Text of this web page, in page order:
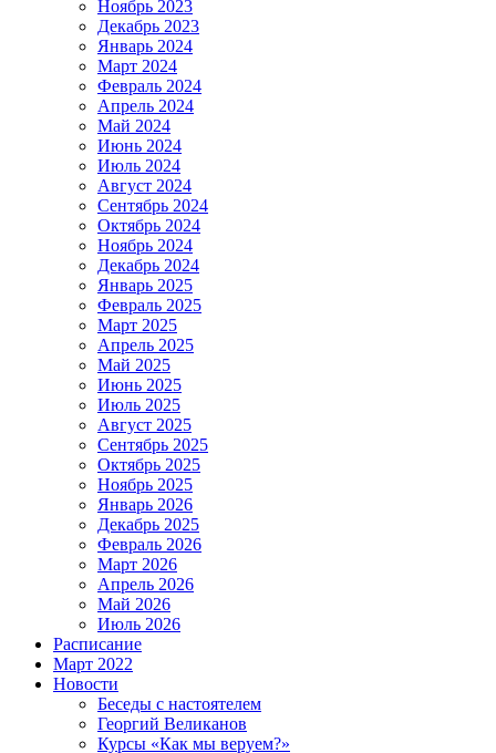
Ноябрь 2023
Декабрь 2023
Январь 2024
Март 2024
Февраль 2024
Апрель 2024
Май 2024
Июнь 2024
Июль 2024
Август 2024
Сентябрь 2024
Октябрь 2024
Ноябрь 2024
Декабрь 2024
Январь 2025
Февраль 2025
Март 2025
Апрель 2025
Май 2025
Июнь 2025
Июль 2025
Август 2025
Сентябрь 2025
Октябрь 2025
Ноябрь 2025
Январь 2026
Декабрь 2025
Февраль 2026
Март 2026
Апрель 2026
Май 2026
Июль 2026
Расписание
Март 2022
Новости
Беседы с настоятелем
Георгий Великанов
Курсы «Как мы веруем?»